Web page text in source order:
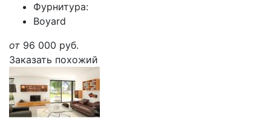
Фурнитура:
Boyard
от 96 000 руб.
Заказать похожий